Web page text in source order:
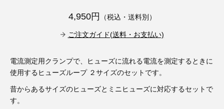
バッテリーチャージャー（4）
ディーゼルインジェクター&グロープラグ ツール（7）
ホイールロック取り外しツール（6）
ライト関連（6）
その他（12）
4,950円 （税込・送料別）
ご注文ガイド(送料・お支払い)
電流測定用クランプで、ヒューズに流れる電流を測定するときに
使用するヒューズループ ２サイズのセットです。
昔からあるサイズのヒューズとミニヒューズに対応するセットで
す。